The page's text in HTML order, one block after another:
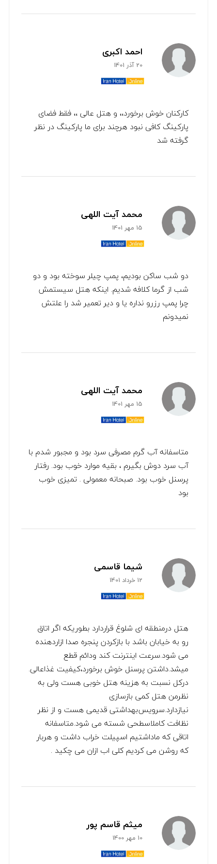
احمد اکبری
20 آذر 1401
کارکنان خوش برخورد،، و هتل عالی ،، فقط فضای
پارکینگ کافی نبود هرچند برای ما پارکینگ در نظر
گرفته شد
محمد آیت اللهی
15 مهر 1401
دو شب ساکن بودیم، پمپ چیلر سوخته بود و دو
شب از گرما کلافه شدیم. اینکه هتل سیستمش
چرا پمپ رزرو نداره یا و دیر تعمیر شد را علتش
نمیدونم
محمد آیت اللهی
15 مهر 1401
متاسفانه آب گرم مصرفی سرد بود و مجبور شدم با
آب سرد دوش بگیرم ، بقیه موارد خوب بود. رفتار
پرسنل خوب بود. صبحانه معمولی . تمیزی خوب
بود
شیما قاسمی
12 خرداد 1401
هتل درمنطقه ای شلوغ قراردارد بطوریکه اگر اتاق
رو به خیابان باشد با بازکردن پنجره صدا ازاردهنده
می شود.سرعت اینترنت کند ودائم قطع
میشد.داشتن پرسنل خوش برخورد،کیفیت غذاعالی.
درکل نسبت به هزینه هتل خوبی هست ولی به
نظرمن هتل کمی بازسازی
نیازدارد.سرویس‌بهداشتی قدیمی هست و از نظر
نظافت کاملاسطحی شسته می شود.متاسفانه
اتاقی که ماداشتیم اسپیلت خراب داشت و هربار
که روشن می کردیم کلی اب ازان می چکید .
ميثم قاسم پور
10 مهر 1400